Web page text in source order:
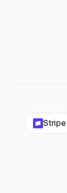
Stripe